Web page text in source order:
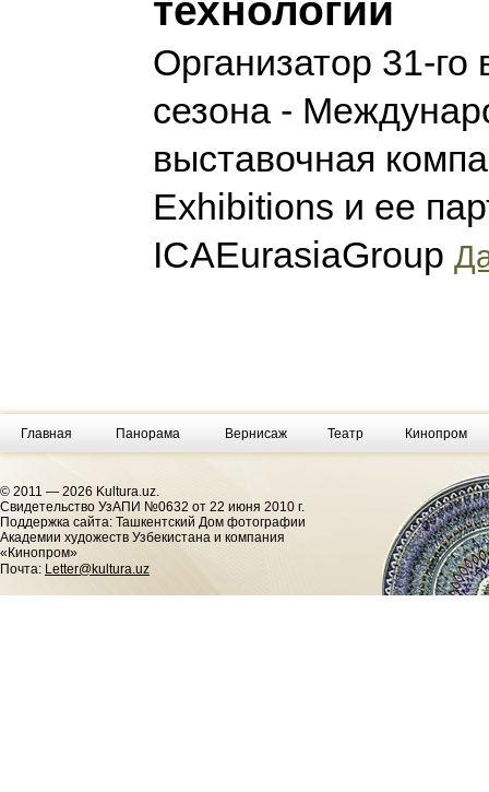
технологий
Организатор 31-го
сезона -
выставочная
Exhibitions и ее
ICAEurasiaGroup
Главная Панорама Вернисаж Театр Кинопром
© 2011 — 2026 Kultura.uz.
Cвидетельство УзАПИ №0632 от 22 июня 2010 г.
Поддержка сайта: Ташкентский Дом фотографии
Академии художеств Узбекистана и компания
«Кинопром»
Почта: Letter@kultura.uz